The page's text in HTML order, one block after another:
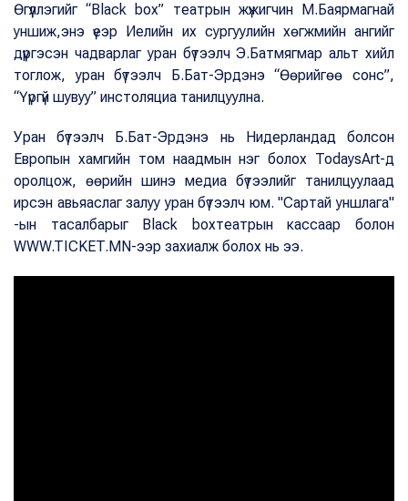
Өгүүллэгийг “Black box” театрын жүжигчин М.Баярмагнай
уншиж,энэ үеэр Иелийн их сургуулийн хөгжмийн ангийг
дүүргэсэн чадварлаг уран бүтээлч Э.Батмягмар альт хийл
тоглож, уран бүтээлч Б.Бат-Эрдэнэ “Өөрийгөө сонс”,
“Үүргүй шувуу” инстоляциа танилцуулна.
Уран бүтээлч Б.Бат-Эрдэнэ нь Нидерландад болсон
Европын хамгийн том наадмын нэг болох TodaysArt-д
оролцож, өөрийн шинэ медиа бүтээлийг танилцуулаад
ирсэн авьяаслаг залуу уран бүтээлч юм. "Сартай уншлага"
-ын тасалбарыг Black boxтеатрын кассаар болон
WWW.TICKET.MN-ээр захиалж болох нь ээ.